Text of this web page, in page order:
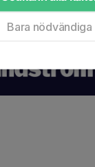
Bara nödvändiga